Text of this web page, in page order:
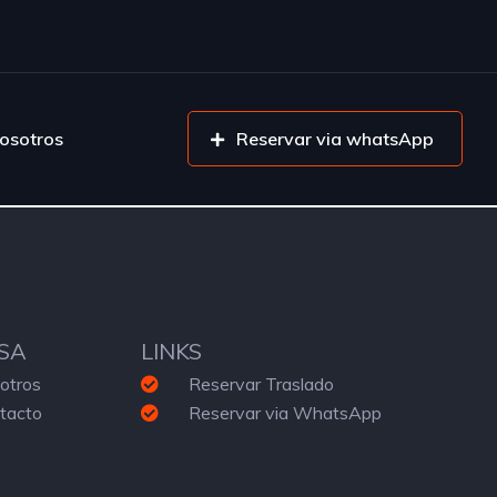
Reservar via whatsApp
LINKS
Reservar Traslado
Reservar via WhatsApp